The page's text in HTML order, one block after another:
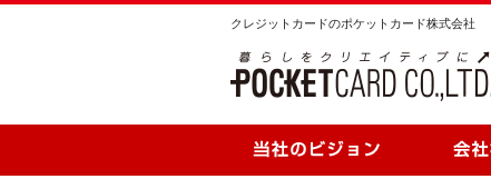
クレジットカードのポケットカード株式会社